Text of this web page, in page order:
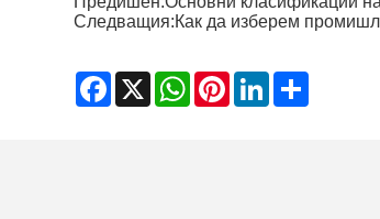
Следващия:Как да изберем
Facebook
X WhatsApp
PinterestLinkedIn